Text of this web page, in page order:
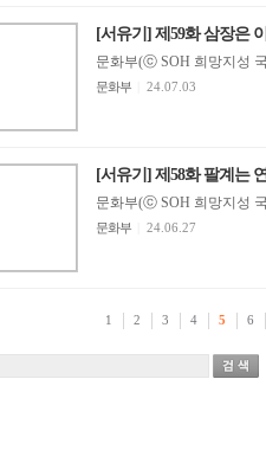
[서유기] 제59화 삼장은
문화부(ⓒ SOH 희망지성
문화부 24.07.03
[서유기] 제58화 팔계는
문화부(ⓒ SOH 희망지성
문화부 24.06.27
1 2 3 4 5 6